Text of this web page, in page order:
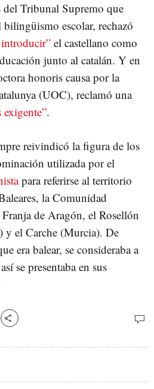
del Tribunal Supremo que
bilingüismo escolar, rechazó
el castellano como
junto al catalán. Y en
honoris causa por la
(UOC), reclamó una
exigente”.
reivindicó la figura de los
utilizada por el
para referirse al territorio
la Comunidad
de Aragón, el Rosellón
y el Carche (Murcia). De
era balear, se consideraba a
se presentaba en sus